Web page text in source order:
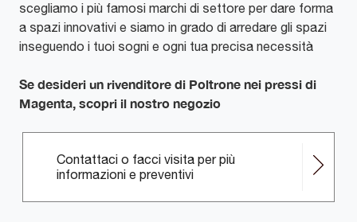
scegliamo i più famosi marchi di settore per dare forma
a spazi innovativi e siamo in grado di arredare gli spazi
inseguendo i tuoi sogni e ogni tua precisa necessità
Se desideri un rivenditore di Poltrone nei pressi di
Magenta, scopri il nostro negozio
Contattaci o facci visita per più
informazioni e preventivi